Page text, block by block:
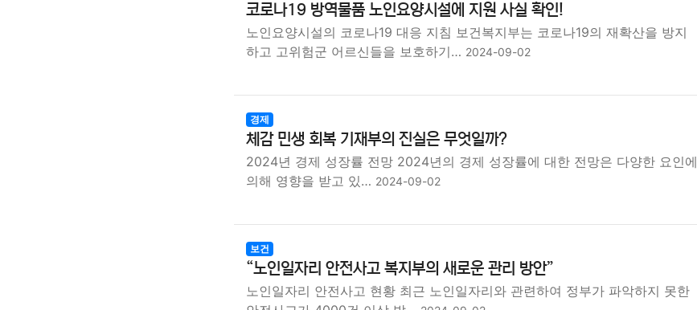
코로나19 방역물품 노인요양시설에 지원 사실 확인!
노인요양시설의 코로나19 대응 지침 보건복지부는 코로나19의 재확산을 방지
하고 고위험군 어르신들을 보호하기… 2024-09-02
경제
체감 민생 회복 기재부의 진실은 무엇일까?
2024년 경제 성장률 전망 2024년의 경제 성장률에 대한 전망은 다양한 요인에
의해 영향을 받고 있… 2024-09-02
보건
“노인일자리 안전사고 복지부의 새로운 관리 방안”
노인일자리 안전사고 현황 최근 노인일자리와 관련하여 정부가 파악하지 못한